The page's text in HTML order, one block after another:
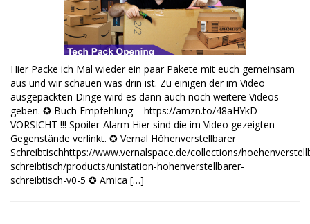
Hier Packe ich Mal wieder ein paar Pakete mit euch gemeinsam
aus und wir schauen was drin ist. Zu einigen der im Video
ausgepackten Dinge wird es dann auch noch weitere Videos
geben. ✪ Buch Empfehlung – https://amzn.to/48aHYkD
VORSICHT !!! Spoiler-Alarm Hier sind die im Video gezeigten
Gegenstände verlinkt. ✪ Vernal Höhenverstellbarer
Schreibtischhttps://www.vernalspace.de/collections/
schreibtisch/products/unistation-hohenverstellbarer-
schreibtisch-v0-5 ✪ Amica […]